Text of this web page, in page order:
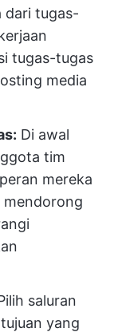
dari tugas-
tugas-tugas
media
Di awal
tim
mereka
mendorong
saluran
yang